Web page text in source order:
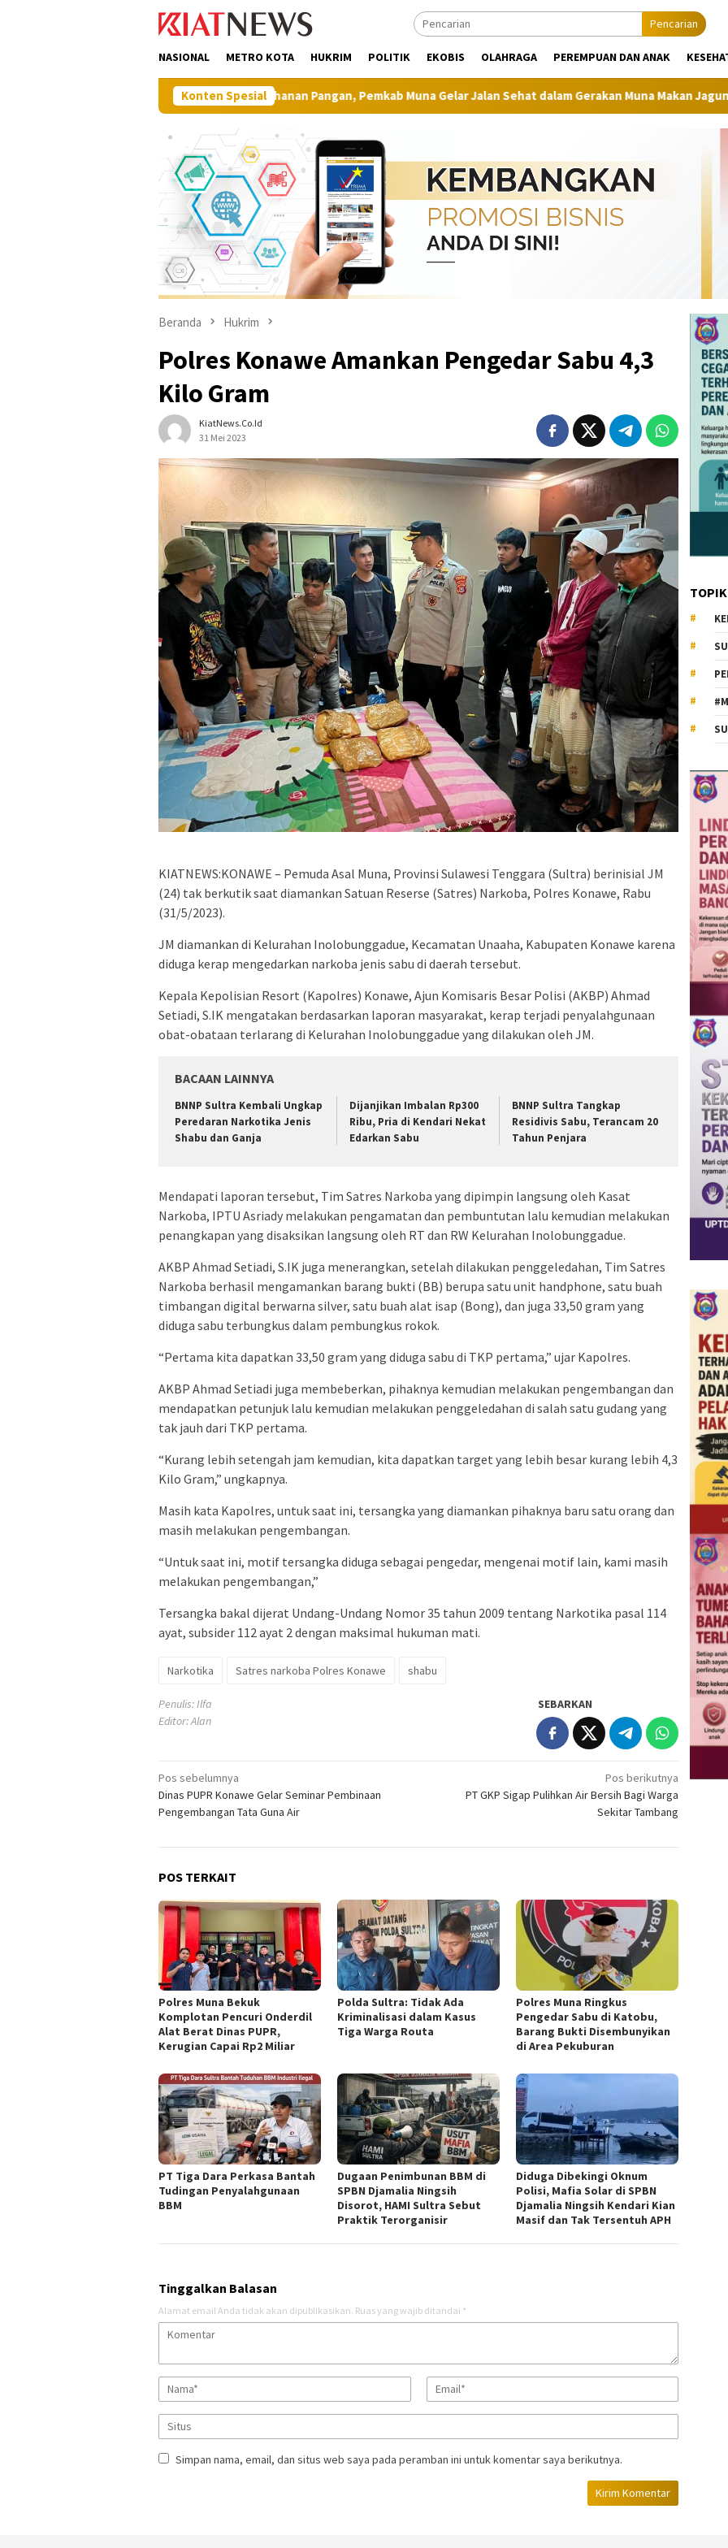
Pencarian
NASIONAL METRO KOTA HUKRIM POLITIK EKOBIS OLAHRAGA PEREMPUAN DAN ANAK
Konten Spesial
Perkuat Ketahanan Pangan, Pemkab Muna Gelar Jalan Sehat dalam Gerakan Muna Makan Jagung Raih
Beranda Hukrim
Polres Konawe Amankan Pengedar Sabu 4,3
Kilo Gram
KiatNews.co.id
31 Mei 2023
KIATNEWS:KONAWE – Pemuda Asal Muna, Provinsi Sulawesi Tenggara (Sultra) berinisial JM
(24) tak berkutik saat diamankan Satuan Reserse (Satres) Narkoba, Polres Konawe, Rabu
(31/5/2023).
JM diamankan di Kelurahan Inolobunggadue, Kecamatan Unaaha, Kabupaten Konawe karena
diduga kerap mengedarkan narkoba jenis sabu di daerah tersebut.
Kepala Kepolisian Resort (Kapolres) Konawe, Ajun Komisaris Besar Polisi (AKBP) Ahmad
Setiadi, S.IK mengatakan berdasarkan laporan masyarakat, kerap terjadi penyalahgunaan
obat-obataan terlarang di Kelurahan Inolobunggadue yang dilakukan oleh JM.
BACAAN LAINNYA
BNNP Sultra Kembali Ungkap
Peredaran Narkotika Jenis
Shabu dan Ganja
Dijanjikan Imbalan Rp300
Ribu, Pria di Kendari Nekat
Edarkan Sabu
BNNP Sultra Tangkap
Residivis Sabu, Terancam 20
Tahun Penjara
Mendapati laporan tersebut, Tim Satres Narkoba yang dipimpin langsung oleh Kasat
Narkoba, IPTU Asriady melakukan pengamatan dan pembuntutan lalu kemudian melakukan
penangkapan yang disaksikan langsung oleh RT dan RW Kelurahan Inolobunggadue.
AKBP Ahmad Setiadi, S.IK juga menerangkan, setelah dilakukan penggeledahan, Tim Satres
Narkoba berhasil mengamankan barang bukti (BB) berupa satu unit handphone, satu buah
timbangan digital berwarna silver, satu buah alat isap (Bong), dan juga 33,50 gram yang
diduga sabu terbungkus dalam pembungkus rokok.
“Pertama kita dapatkan 33,50 gram yang diduga sabu di TKP pertama,” ujar Kapolres.
AKBP Ahmad Setiadi juga membeberkan, pihaknya kemudian melakukan pengembangan dan
mendapatkan petunjuk lalu kemudian melakukan penggeledahan di salah satu gudang yang
tak jauh dari TKP pertama.
“Kurang lebih setengah jam kemudian, kita dapatkan target yang lebih besar kurang lebih 4,3
Kilo Gram,” ungkapnya.
Masih kata Kapolres, untuk saat ini, tersangka yang diamankan pihaknya baru satu orang dan
masih melakukan pengembangan.
“Untuk saat ini, motif tersangka diduga sebagai pengedar, mengenai motif lain, kami masih
melakukan pengembangan,”
Tersangka bakal dijerat Undang-Undang Nomor 35 tahun 2009 tentang Narkotika pasal 114
ayat, subsider 112 ayat 2 dengan maksimal hukuman mati.
Narkotika Satres narkoba Polres Konawe shabu
Penulis: Ilfa
Editor: Alan
SEBARKAN
Navigasi
pos
Pos sebelumnya
Dinas PUPR Konawe Gelar Seminar Pembinaan
Pengembangan Tata Guna Air
Pos berikutnya
PT GKP Sigap Pulihkan Air Bersih Bagi Warga
Sekitar Tambang
POS TERKAIT
Polres Muna Bekuk
Komplotan Pencuri Onderdil
Alat Berat Dinas PUPR,
Kerugian Capai Rp2 Miliar
Polda Sultra: Tidak Ada
Kriminalisasi dalam Kasus
Tiga Warga Routa
Polres Muna Ringkus
Pengedar Sabu di Katobu,
Barang Bukti Disembunyikan
di Area Pekuburan
PT Tiga Dara Perkasa Bantah
Tudingan Penyalahgunaan
BBM ‎
Dugaan Penimbunan BBM di
SPBN Djamalia Ningsih
Disorot, HAMI Sultra Sebut
Praktik Terorganisir
Diduga Dibekingi Oknum
Polisi, Mafia Solar di SPBN
Djamalia Ningsih Kendari Kian
Masif dan Tak Tersentuh APH
Tinggalkan Balasan
Alamat email Anda tidak akan dipublikasikan. Ruas yang wajib ditandai *
Simpan nama, email, dan situs web saya pada peramban ini untuk komentar saya berikutnya.